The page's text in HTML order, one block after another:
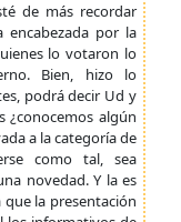
de más recordar
por la
lo votaron lo
Bien, hizo lo
podrá decir Ud y
¿conocemos algún
a la categoría de
como tal, sea
novedad. Y la es
la presentación